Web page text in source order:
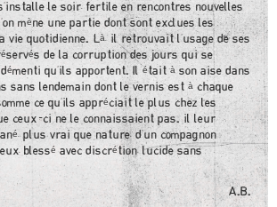
le soir, fertile en rencontres nouvelles
mène une partie dont sont exclues les
vie quotidienne. Là, il retrouvait l'usage de ses
de la corruption des jours qui se
qu'ils apportent. Il était à son aise dans
sans lendemain dont le vernis est à chaque
ce qu'ils appréciait le plus chez les
ceux-ci ne le connaissaient pas. il leur
plus vrai que nature, d'un compagnon
blessé avec discrétion, lucide sans